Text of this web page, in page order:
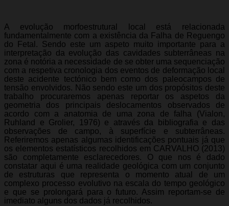
A evolução morfoestrutural local está relacionada
fundamentalmente com a existência da Falha de Reguengo
do Fetal. Sendo este um aspeto muito importante para a
interpretação da evolução das cavidades subterrâneas na
zona é notória a necessidade de se obter uma sequenciação
com a respetiva cronologia dos eventos de deformação local
deste acidente tectónico bem como dos paleocampos de
tensão envolvidos. Não sendo este um dos propósitos deste
trabalho procuraremos apenas reportar os aspetos da
geometria dos principais deslocamentos observados de
acordo com a anatomia de uma zona de falha (Vialon,
Ruhland e Grolier, 1976) e através da bibliografia e das
observações de campo, à superfície e subterrâneas.
Referiremos apenas algumas identificações pontuais já que
os elementos estatísticos recolhidos em CARVALHO (2013)
são completamente esclarecedores. O que nos é dado
constatar aqui é uma realidade geológica com um conjunto
de estruturas que representa o momento atual de um
complexo processo evolutivo na escala do tempo geológico
e que se prolongará para o futuro. Assim reportam-se de
imediato alguns dos dados já recolhidos.